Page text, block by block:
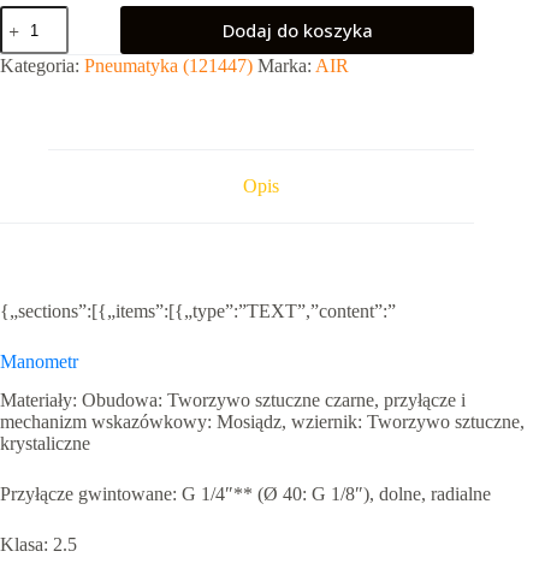
ilość
Manometr
dolny
pionowy
Dodaj do koszyka
Kategoria: Pneumatyka (121447) Marka: AIR
Opis
{„sections”:[{„items”:[{„type”:”TEXT”,”content”:”
Manometr
Materiały: Obudowa: Tworzywo sztuczne czarne, przyłącze i
mechanizm wskazówkowy: Mosiądz, wziernik: Tworzywo sztuczne,
krystaliczne
Przyłącze gwintowane: G 1/4″** (Ø 40: G 1/8″), dolne, radialne
Klasa: 2.5